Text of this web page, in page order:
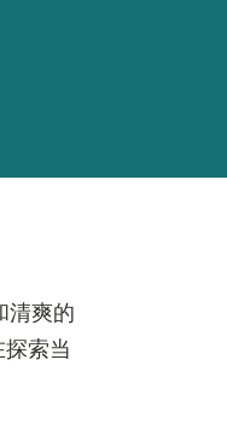
清爽的
索当